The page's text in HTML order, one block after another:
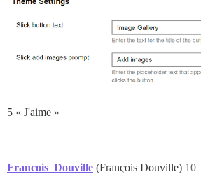
5 « J'aime »
Francois_Douville (François Douville) 10